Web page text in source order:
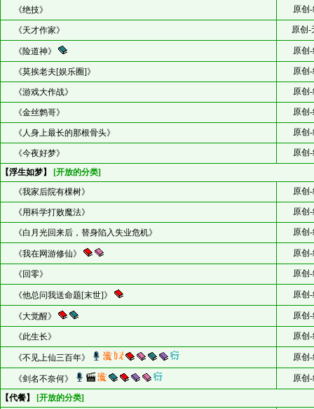
《绝技》 原创
《天才作家》 原创-
《险道神》 原创
《莫挨老夫[娱乐圈]》 原创
《游戏大作战》 原创
《金丝鹩哥》 原创
《人身上最长的那根骨头》 原创
《今夜好梦》
原创
【浮生如梦】
[开放的分类]
《我家后院有棵树》
原创
《用科学打败魔法》 原创
《白月光回来后，替身陷入失业危机》 原创
《我在网游修仙》 原创
《回零》 原创
《他总问我送命题[末世]》 原创
《大觉醒》 原创
《此生长》 原创
《不见上仙三百年》 原创
《剑名不奈何》
原创
【代餐】
[开放的分类]